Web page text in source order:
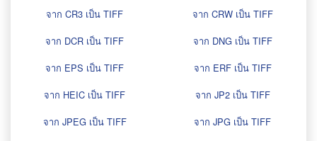
จาก CR3 เป็น TIFF
จาก CRW เป็น TIFF
จาก DCR เป็น TIFF
จาก DNG เป็น TIFF
จาก EPS เป็น TIFF
จาก ERF เป็น TIFF
จาก HEIC เป็น TIFF
จาก JP2 เป็น TIFF
จาก JPEG เป็น TIFF
จาก JPG เป็น TIFF